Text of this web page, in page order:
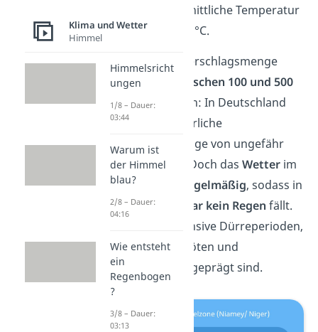
liegt die durchschnittliche Temperatur
bei mindestens 20 °C.
Die jährliche Niederschlagsmenge
liegt dabei nur
zwischen 100 und 500
mm. Zum Vergleich: In Deutschland
haben wir eine jährliche
Niederschlagsmenge von ungefähr
800 mm pro Jahr. Doch dasWetter im
Sahel ist sehr
unregelmäßig, sodass in
manchen Jahren
gar kein Regen fällt.
Das sorgt für intensive Dürreperioden,
die von Hungersnöten und
Wasserknappheit geprägt sind.
Klima und Wetter
Himmel
Himmelsricht
ungen
1/8 – Dauer:
03:44
Warum ist
der Himmel
blau?
2/8 – Dauer:
04:16
Wie entsteht
ein
Regenbogen
?
3/8 – Dauer:
03:13